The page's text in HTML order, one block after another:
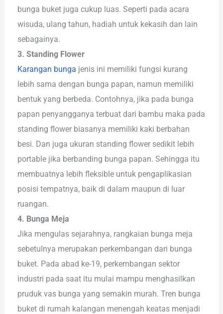
bunga buket juga cukup luas. Seperti pada acara
wisuda, ulang tahun, hadiah untuk kekasih dan lain
sebagainya.
3. Standing Flower
Karangan bunga jenis ini memiliki fungsi kurang
lebih sama dengan bunga papan, namun memiliki
bentuk yang berbeda. Contohnya, jika pada bunga
papan penyangganya terbuat dari bambu maka pada
standing flower biasanya memiliki kaki berbahan
besi. Dan juga ukuran standing flower sedikit lebih
portable jika berbanding bunga papan. Sehingga itu
membuatnya lebih fleksible untuk pengaplikasian
posisi tempatnya, baik di dalam maupun di luar
ruangan.
4. Bunga Meja
Jika mengulas sejarahnya, rangkaian bunga meja
sebetulnya merupakan perkembangan dari bunga
buket. Pada abad ke-19, perkembangan sektor
industri pada saat itu mulai mampu menghasilkan
pruduk vas bunga yang semakin murah. Tren bunga
buket di rumah kalangan menengah keatas menjadi